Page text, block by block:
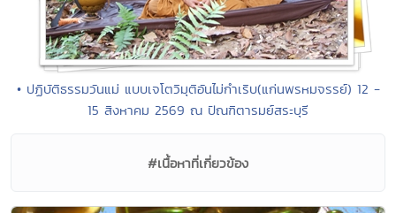
• ปฏิบัติธรรมวันแม่ แบบเจโตวิมุติอันไม่กำเริบ(แก่นพรหมจรรย์) 12 -
15 สิงหาคม 2569 ณ ปัณฑิตารมย์สระบุรี
#เนื้อหาที่เกี่ยวข้อง